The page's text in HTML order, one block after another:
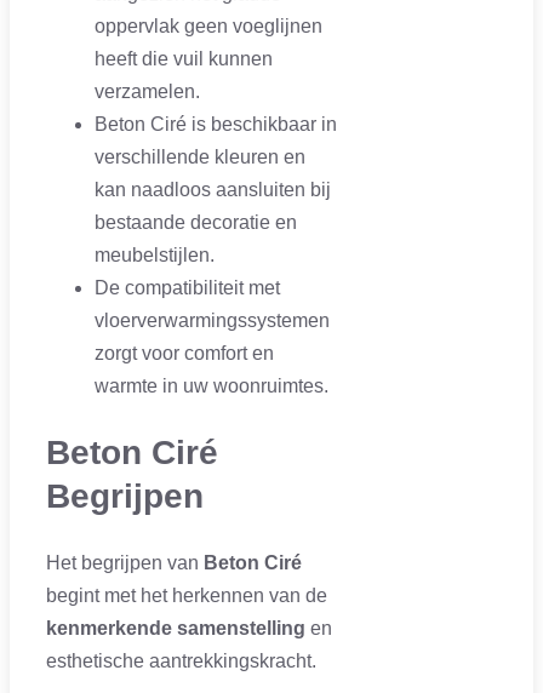
oppervlak geen voeglijnen
heeft die vuil kunnen
verzamelen.
Beton Ciré is beschikbaar in
verschillende kleuren en
kan naadloos aansluiten bij
bestaande decoratie en
meubelstijlen.
De compatibiliteit met
vloerverwarmingssystemen
zorgt voor comfort en
warmte in uw woonruimtes.
Beton Ciré
Begrijpen
Het begrijpen van Beton Ciré
begint met het herkennen van de
kenmerkende samenstelling en
esthetische aantrekkingskracht.